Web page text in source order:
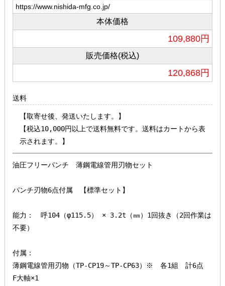
https://www.nishida-mfg.co.jp/
本体価格
109,880円
販売価格(税込)
120,868円
送料
【取寄せ後、発送いたします。】
【税込10,000円以上で送料無料です。送料はカートから表
油圧フリーパンチ　薄鋼電線管用刃物セット
パンチ刃物6点付属　【標準セット】
能力：　呼104（φ115.5） × 3.2t（㎜）1回抜き（2回作業は
不要）
付属：
薄鋼電線管用刃物（TP-CP19～TP-CP63）※　各1組　計6点
F大軸×1